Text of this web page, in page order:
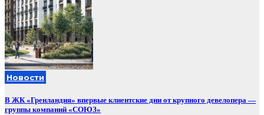
Новости
В ЖК «Гренландия» впервые клиентские дни от крупного девелопера —
группы компаний «СОЮЗ»